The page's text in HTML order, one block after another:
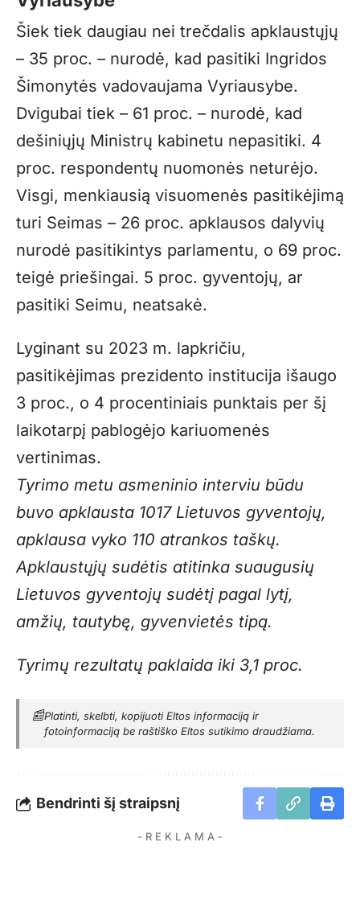
Šiek tiek daugiau nei trečdalis apklaustųjų
– 35 proc. – nurodė, kad pasitiki Ingridos
Šimonytės vadovaujama Vyriausybe.
Dvigubai tiek – 61 proc. – nurodė, kad
dešiniųjų Ministrų kabinetu nepasitiki. 4
proc. respondentų nuomonės neturėjo.
Visgi, menkiausią visuomenės pasitikėjimą
turi Seimas – 26 proc. apklausos dalyvių
nurodė pasitikintys parlamentu, o 69 proc.
teigė priešingai. 5 proc. gyventojų, ar
pasitiki Seimu, neatsakė.
Lyginant su 2023 m. lapkričiu,
pasitikėjimas prezidento institucija išaugo
3 proc., o 4 procentiniais punktais per šį
laikotarpį pablogėjo kariuomenės
vertinimas.
Tyrimo metu asmeninio interviu būdu
buvo apklausta 1017 Lietuvos gyventojų,
apklausa vyko 110 atrankos taškų.
Apklaustųjų sudėtis atitinka suaugusių
Lietuvos gyventojų sudėtį pagal lytį,
amžių, tautybę, gyvenvietės tipą.
Tyrimų rezultatų paklaida iki 3,1 proc.
📰Platinti, skelbti, kopijuoti Eltos informaciją ir
fotoinformaciją be raštiško Eltos sutikimo draudžiama.
Bendrinti šį straipsnį
- R E K L A M A -